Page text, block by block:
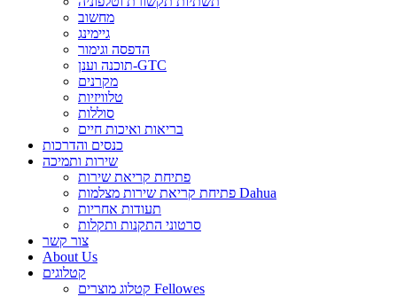
מחשוב
גיימינג
הדפסה וגימור
תוכנה וענן-GTC
מקרנים
טלוויזיות
סוללות
בריאות ואיכות חיים
כנסים והדרכות
שירות ותמיכה
פתיחת קריאת שירות
פתיחת קריאת שירות מצלמות Dahua
תעודות אחריות
סרטוני התקנות ותקלות
צור קשר
About Us
קטלוגים
קטלוג מוצרים Fellowes